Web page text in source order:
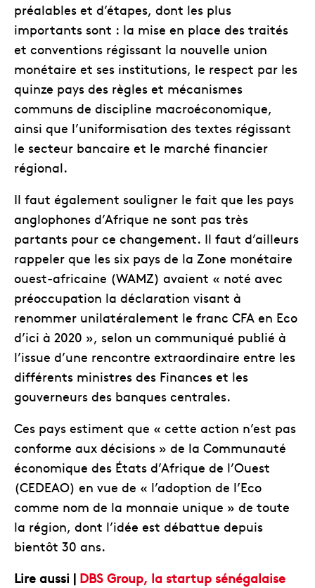
préalables et d’étapes, dont les plus
importants sont : la mise en place des traités
et conventions régissant la nouvelle union
monétaire et ses institutions, le respect par les
quinze pays des règles et mécanismes
communs de discipline macroéconomique,
ainsi que l’uniformisation des textes régissant
le secteur bancaire et le marché financier
régional.
Il faut également souligner le fait que les pays
anglophones d’Afrique ne sont pas très
partants pour ce changement. Il faut d’ailleurs
rappeler que les six pays de la Zone monétaire
ouest-africaine (WAMZ) avaient « noté avec
préoccupation la déclaration visant à
renommer unilatéralement le franc CFA en Eco
d’ici à 2020 », selon un communiqué publié à
l’issue d’une rencontre extraordinaire entre les
différents ministres des Finances et les
gouverneurs des banques centrales.
Ces pays estiment que « cette action n’est pas
conforme aux décisions » de la Communauté
économique des États d’Afrique de l’Ouest
(CEDEAO) en vue de « l’adoption de l’Eco
comme nom de la monnaie unique » de toute
la région, dont l’idée est débattue depuis
bientôt 30 ans.
Lire aussi | DBS Group, la startup sénégalaise